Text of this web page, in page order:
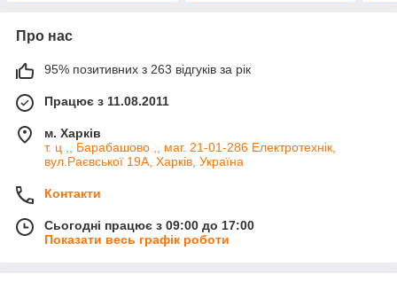
Про нас
95% позитивних з 263 відгуків за рік
Працює з 11.08.2011
м. Харків
т. ц ,, Барабашово ,, маг. 21-01-286 Електротехнік,
вул.Раєвської 19А, Харків, Україна
Контакти
Сьогодні працює з 09:00 до 17:00
Показати весь графік роботи